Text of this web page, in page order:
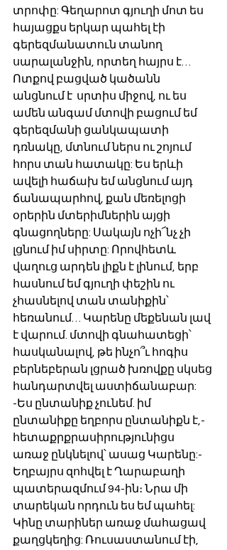
տրոփը: Գեղարոտ գյուղի մոտ ես
հայացքս երկար պահել էի
գերեզմանատուն տանող
սարալանջին, որտեղ հայրս է…
Ոտքով բացված կածանն
անցնում է  սրտիս միջով, ու ես
ամեն անգամ մտովի բացում եմ
գերեզմանի ցանկապատի
դռնակը, մտնում ներս ու շոյում
հորս տան հատակը: Ես երևի
ավելի հաճախ եմ անցնում այդ
ճանապարհով, քան մեռելոցի
օրերին մտերիմներին այցի
գնացողները: Սակայն ոչի՜նչ չի
լցնում իմ սիրտը: Որովհետև
վաղուց արդեն լիքն է լինում, երբ
հասնում եմ գյուղի փեշին ու
չհասնելով տան տանիքին՝
հեռանում… Կարենը մեքենան լավ
է վարում. մտովի գնահատեցի՝
հասկանալով, թե ինչո՞ւ հոգիս
բերնեբերան լցրած խռովքը սկսեց
հանդարտվել աստիճանաբար:
-Ես ընտանիք չունեմ. իմ
ընտանիքը եղբորս ընտանիքն է,-
հետաքրքրասիրությունիցս
առաջ ընկնելով՝ ասաց Կարենը:-
Եղբայրս զոհվել է Ղարաբաղի
պատերազմում 94-ին։ Նրա մի
տարեկան որդուն ես եմ պահել:
Կինը տարիներ առաջ մահացավ
քաղցկեղից: Ռուսաստանում էի,